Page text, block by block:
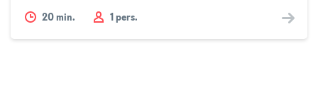
20 min. 1 pers.